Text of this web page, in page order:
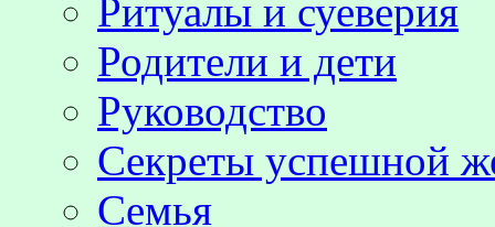
Ритуалы и суеверия
Родители и дети
Руководство
Секреты успешной
Семья